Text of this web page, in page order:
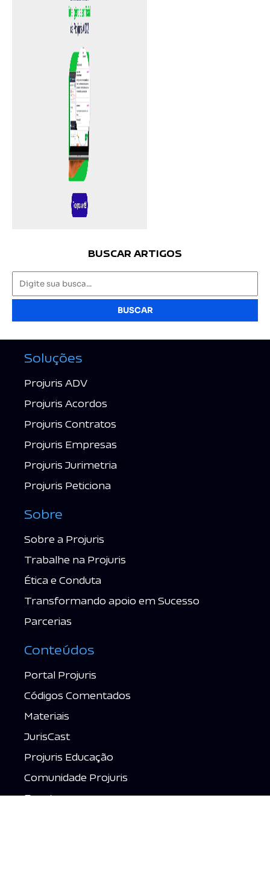
BUSCAR ARTIGOS
BUSCAR
Soluções
Projuris ADV
Projuris Acordos
Projuris Contratos
Projuris Empresas
Projuris Jurimetria
Projuris Peticiona
Sobre
Sobre a Projuris
Trabalhe na Projuris
Ética e Conduta
Transformando apoio em Sucesso
Parcerias
Conteúdos
Portal Projuris
Códigos Comentados
Materiais
JurisCast
Projuris Educação
Comunidade Projuris
Eventos